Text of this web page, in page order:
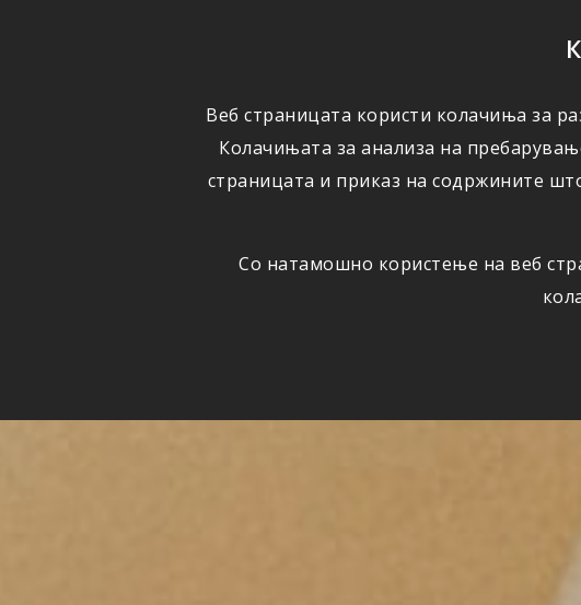
Веб страницата користи колачиња за
Колачињата за анализа на
страницата и приказ на содржините
Со натамошно користење на веб
ОСИГУРУВАЊЕ ШТЕТИ